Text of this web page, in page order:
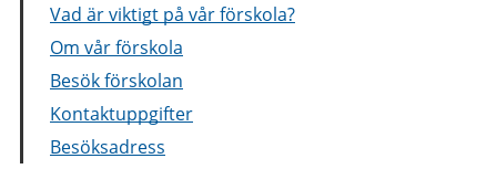
Vad är viktigt på vår förskola?
Om vår förskola
Besök förskolan
Kontaktuppgifter
Besöksadress